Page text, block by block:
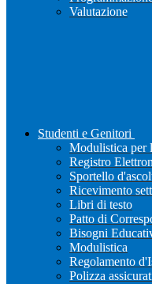
Valutazione
Studenti e Genitori
Modulistica per
Registro
Sportello
Ricevimento
Libri di testo
Patto di
Bisogni
Modulistica
Regolamento
Polizza